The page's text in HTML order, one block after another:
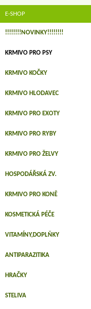
E-SHOP
!!!!!!!!NOVINKY!!!!!!!!
KRMIVO PRO PSY
KRMIVO KOČKY
KRMIVO HLODAVEC
KRMIVO PRO EXOTY
KRMIVO PRO RYBY
KRMIVO PRO ŽELVY
HOSPODÁŘSKÁ ZV.
KRMIVO PRO KONĚ
KOSMETICKÁ PÉČE
VITAMÍNY,DOPLŇKY
ANTIPARAZITIKA
HRAČKY
STELIVA